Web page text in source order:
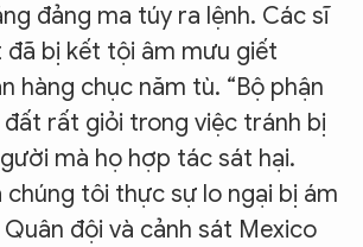
đảng ma túy ra lệnh. Các sĩ
đã bị kết tội âm mưu giết
hàng chục năm tù. “Bộ phận
rất giỏi trong việc tránh bị
mà họ hợp tác sát hại.
chúng tôi thực sự lo ngại bị ám
đội và cảnh sát Mexico